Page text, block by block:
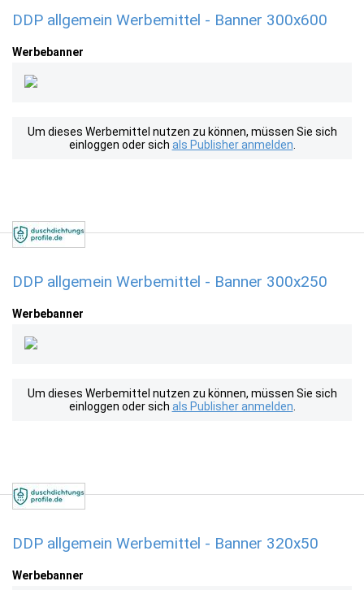
DDP allgemein Werbemittel - Banner 300x600
Werbebanner
Um dieses Werbemittel nutzen zu können, müssen Sie sich
einloggen oder sich als Publisher anmelden
DDP allgemein Werbemittel - Banner 300x250
Werbebanner
Um dieses Werbemittel nutzen zu können, müssen Sie sich
einloggen oder sich als Publisher anmelden
DDP allgemein Werbemittel - Banner 320x50
Werbebanner